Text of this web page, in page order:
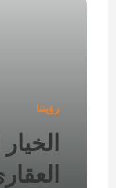
رؤيتنا